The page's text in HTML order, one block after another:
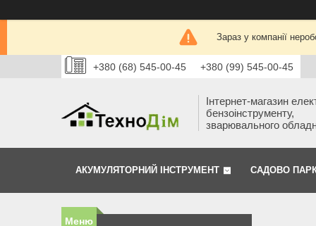
Зараз у компанії
+380 (68) 545-00-45 +380 (99) 545-00-45
Інтернет-магазин
бензоінструменту,
зварювального
АКУМУЛЯТОРНИЙ ІНСТРУМЕНТ САДОВО